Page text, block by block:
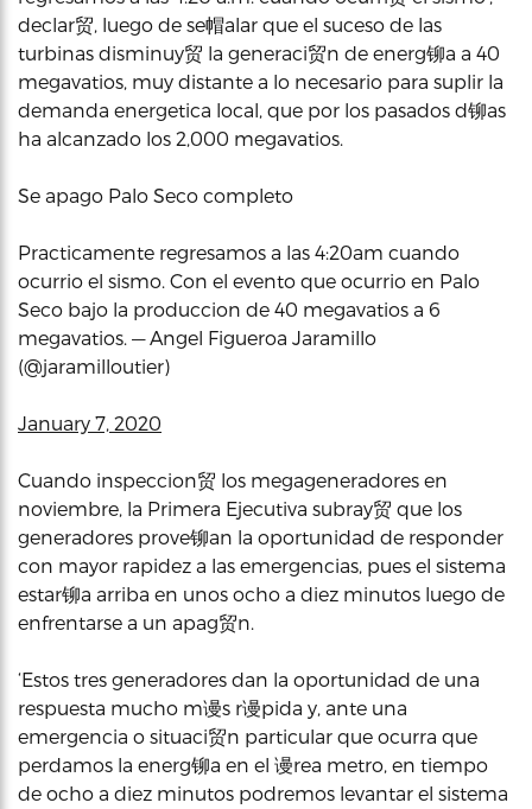
declar贸, luego de se帽alar que el suceso de las
turbinas disminuy贸 la generaci贸n de energ铆a a 40
megavatios, muy distante a lo necesario para suplir la
demanda energetica local, que por los pasados d铆as
ha alcanzado los 2,000 megavatios.
Se apago Palo Seco completo
Practicamente regresamos a las 4:20am cuando
ocurrio el sismo. Con el evento que ocurrio en Palo
Seco bajo la produccion de 40 megavatios a 6
megavatios. — Angel Figueroa Jaramillo
(@jaramilloutier)
January 7, 2020
Cuando inspeccion贸 los megageneradores en
noviembre, la Primera Ejecutiva subray贸 que los
generadores prove铆an la oportunidad de responder
con mayor rapidez a las emergencias, pues el sistema
estar铆a arriba en unos ocho a diez minutos luego de
enfrentarse a un apag贸n.
‘Estos tres generadores dan la oportunidad de una
respuesta mucho m谩s r谩pida y, ante una
emergencia o situaci贸n particular que ocurra que
perdamos la energ铆a en el 谩rea metro, en tiempo
de ocho a diez minutos podremos levantar el sistema